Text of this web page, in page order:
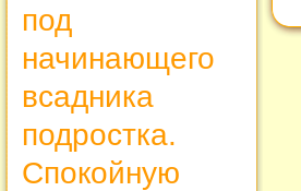
под
начинающего
всадника
подростка.
Спокойную